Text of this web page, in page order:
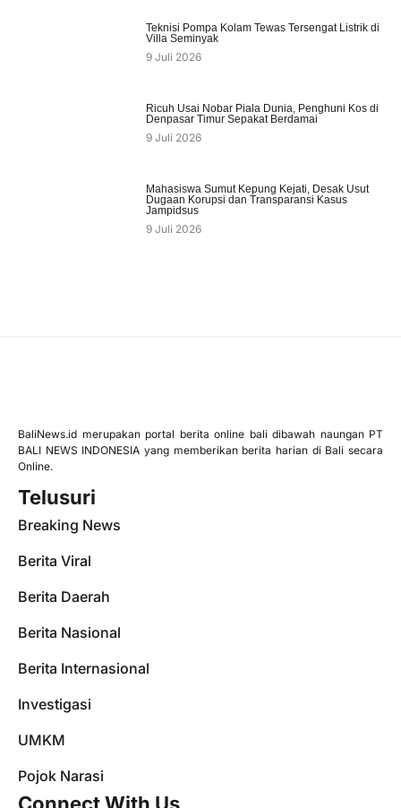
Teknisi Pompa Kolam Tewas Tersengat Listrik di
Villa Seminyak
9 Juli 2026
Ricuh Usai Nobar Piala Dunia, Penghuni Kos di
Denpasar Timur Sepakat Berdamai
9 Juli 2026
Mahasiswa Sumut Kepung Kejati, Desak Usut
Dugaan Korupsi dan Transparansi Kasus
Jampidsus
9 Juli 2026
BaliNews.id merupakan portal berita online bali dibawah naungan PT
BALI NEWS INDONESIA yang memberikan berita harian di Bali secara
Online.
Telusuri
Breaking News
Berita Viral
Berita Daerah
Berita Nasional
Berita Internasional
Investigasi
UMKM
Pojok Narasi